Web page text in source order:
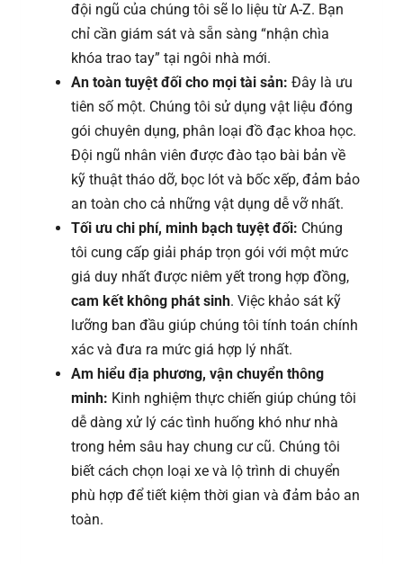
đội ngũ của chúng tôi sẽ lo liệu từ A-Z. Bạn
chỉ cần giám sát và sẵn sàng “nhận chìa
khóa trao tay” tại ngôi nhà mới.
An toàn tuyệt đối cho mọi tài sản: Đây là ưu
tiên số một. Chúng tôi sử dụng vật liệu đóng
gói chuyên dụng, phân loại đồ đạc khoa học.
Đội ngũ nhân viên được đào tạo bài bản về
kỹ thuật tháo dỡ, bọc lót và bốc xếp, đảm bảo
an toàn cho cả những vật dụng dễ vỡ nhất.
Tối ưu chi phí, minh bạch tuyệt đối: Chúng
tôi cung cấp giải pháp trọn gói với một mức
giá duy nhất được niêm yết trong hợp đồng,
cam kết không phát sinh. Việc khảo sát kỹ
lưỡng ban đầu giúp chúng tôi tính toán chính
xác và đưa ra mức giá hợp lý nhất.
Am hiểu địa phương, vận chuyển thông
minh: Kinh nghiệm thực chiến giúp chúng tôi
dễ dàng xử lý các tình huống khó như nhà
trong hẻm sâu hay chung cư cũ. Chúng tôi
biết cách chọn loại xe và lộ trình di chuyển
phù hợp để tiết kiệm thời gian và đảm bảo an
toàn.